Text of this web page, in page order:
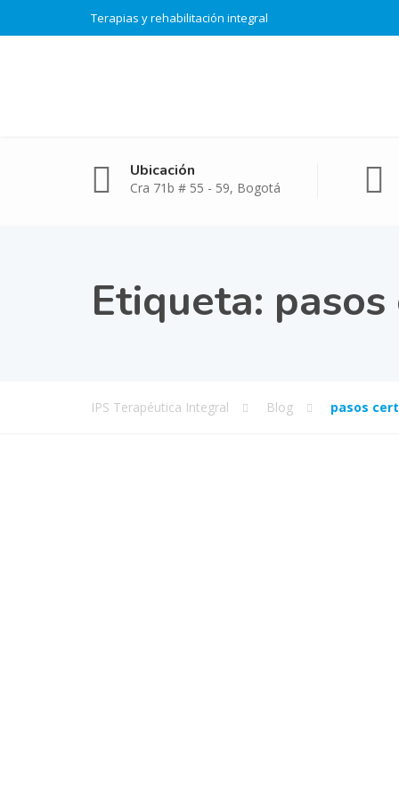
Terapias y rehabilitación integral
Ubicación
Cra 71b # 55 - 59, Bogotá
Etiqueta:
IPS Terapéutica Integral Blog pasos